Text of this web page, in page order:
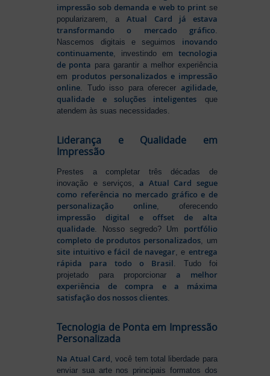
impressão sob demanda e web to printse
popularizarem, aAtual Card já estava
transformando o mercado gráfico.
Nascemos digitais e seguimos inovando
continuamente, investindo em tecnologia
de ponta para garantir a melhor experiência
em produtos personalizados e impressão
online. Tudo isso para oferecer agilidade,
qualidade e soluções inteligentes que
atendem às suas necessidades.
Liderança e Qualidade em
Impressão
Prestes a completar três décadas de
inovação e serviços,a Atual Card segue
como referência no mercado gráfico e de
personalização online, oferecendo
impressão digital e offset de alta
qualidade. Nosso segredo? Um portfólio
completo de produtos personalizados, um
site intuitivo e fácil de navegar, e entrega
rápida para todo o Brasil. Tudo foi
projetado para proporcionara melhor
experiência de compra e a máxima
satisfação dos nossos clientes.
Tecnologia de Ponta em Impressão
Personalizada
Na Atual Card , você tem total liberdade para
enviar sua arte nos principais formatos dos